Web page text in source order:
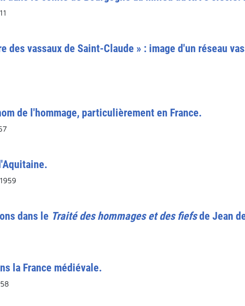
des vassaux de Saint-Claude » : image d'un réseau
de l'hommage, particulièrement en France.
dans le Traité des hommages et des fiefsde Jean
la France médiévale.